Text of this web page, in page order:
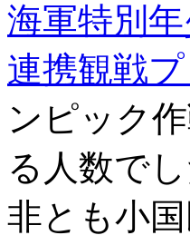
海軍特別
連携観戦
ンピック
る人数で
非とも小